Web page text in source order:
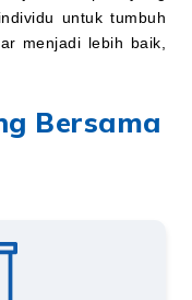
untuk tumbuh
menjadi lebih baik,
Bersama